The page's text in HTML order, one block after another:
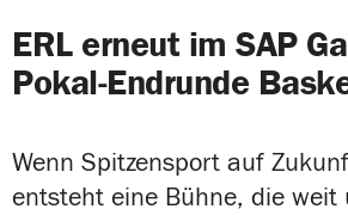
ERL erneut im SAP
Pokal-Endrunde
Wenn Spitzensport auf
entsteht eine Bühne, die weit